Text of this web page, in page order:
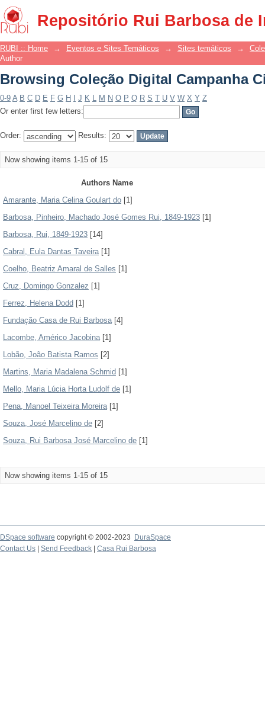
Repositório Rui Barbosa de
Browsing Coleção Digital Campanha
RUBI :: Home → Eventos e Sites Temáticos → Sites temáticos →
Author
Browsing Coleção Digital Campanha
0-9 A B C D E F G H J K L M N O P Q R S T U V W X Y Z
Or enter first few letters:
Order: Results:
Now showing items 1-15 of 15
Authors Name
Amarante, Maria Celina Goulart do [1]
Barbosa, Pinheiro, Machado José Gomes Rui, 1849-1923 [1]
Barbosa, Rui, 1849-1923 [14]
Cabral, Eula Dantas Taveira[1]
Coelho, Beatriz Amaral de Salles [1]
Cruz, Domingo Gonzalez [1]
Ferrez, Helena Dodd [1]
Fundação Casa de Rui Barbosa[4]
Lacombe, Américo Jacobina[1]
Lobão, João Batista Ramos [2]
Martins, Maria Madalena Schmid [1]
Mello, Maria Lúcia Horta Ludolf de [1]
Pena, Manoel Teixeira Moreira[1]
Souza, José Marcelino de [2]
Souza, Rui Barbosa José Marcelino de [1]
Now showing items 1-15 of 15
DSpace software copyright © 2002-2023
DuraSpace
Contact Us
Send Feedback Casa Rui Barbosa